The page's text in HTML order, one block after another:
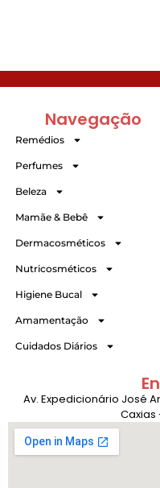
Navegação
Remédios
Perfumes
Beleza
Mamãe & Bebê
Dermacosméticos
Nutricosméticos
Higiene Bucal
Amamentação
Cuidados Diários
Av. Expedicionário José
Caxias